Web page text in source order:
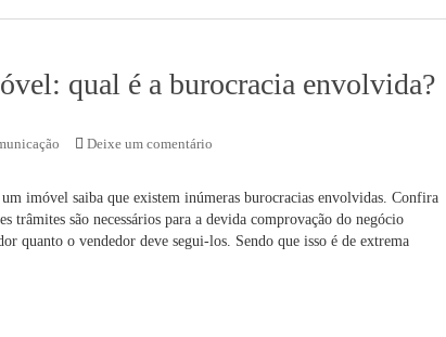
qual é a burocracia envolvida?
Deixe um comentário
imóvel saiba que existem inúmeras burocracias envolvidas. Confira
trâmites são necessários para a devida comprovação do negócio
quanto o vendedor deve segui-los. Sendo que isso é de extrema